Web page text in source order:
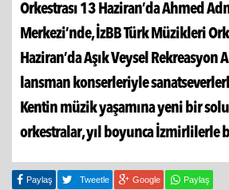
Orkestrası 13 Haziran’da Ahmed
Merkezi’nde, İzBB Türk Müzikleri
Haziran’da Aşık Veysel Rekreasyon
lansman konserleriyle
Kentin müzik yaşamına yeni bir
orkestralar, yıl boyunca İzmirlilerle
Paylaş Tweetle Google Paylaş